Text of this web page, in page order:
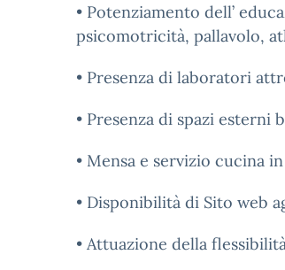
• Potenziamento dell’
psicomotricità, pallavolo,
• Presenza di laboratori
• Presenza di spazi
• Mensa e servizio cucina
• Disponibilità di Sito web
• Attuazione della